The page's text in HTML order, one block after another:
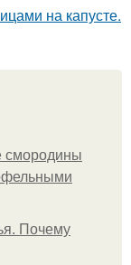
на капусте.
смородины
Почему